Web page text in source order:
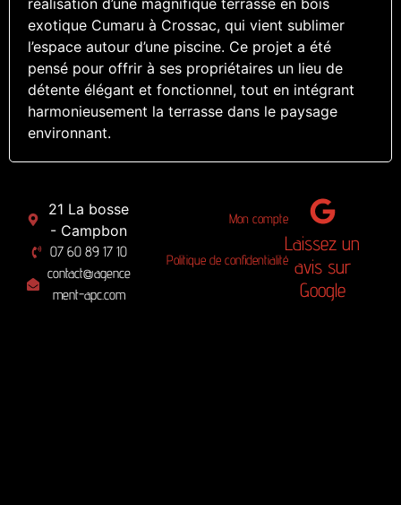
réalisation d’une magnifique terrasse en bois
exotique Cumaru à Crossac, qui vient sublimer
l’espace autour d’une piscine. Ce projet a été
pensé pour offrir à ses propriétaires un lieu de
détente élégant et fonctionnel, tout en intégrant
harmonieusement la terrasse dans le paysage
environnant.
21 La bosse
- Campbon
07 60 89 17 10
contact@agence
ment-apc.com
Mon compte
Politique de confidentialité
Laissez un
avis sur
Google